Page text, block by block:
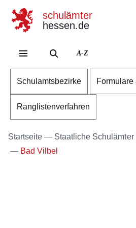
schulämter
hessen.de
A-Z
Schulamtsbezirke Formulare
Ranglistenverfahren
Startseite
Staatliche Schulämter
Bad Vilbel